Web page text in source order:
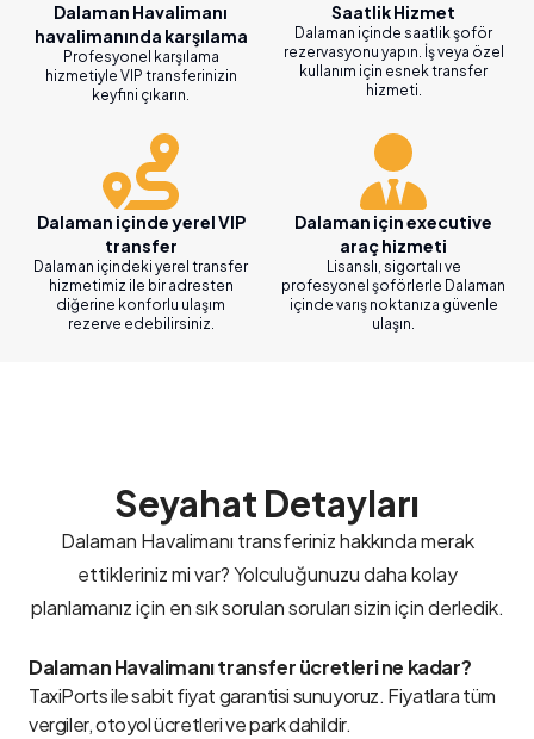
Dalaman Havalimanı
havalimanında karşılama
Profesyonel karşılama
hizmetiyle VIP transferinizin
keyfini çıkarın.
Saatlik Hizmet
Dalaman içinde saatlik şoför
rezervasyonu yapın. İş veya özel
kullanım için esnek transfer
hizmeti.
Dalaman içinde yerel VIP
transfer
Dalaman içindeki yerel transfer
hizmetimiz ile bir adresten
diğerine konforlu ulaşım
rezerve edebilirsiniz.
Dalaman için executive
araç hizmeti
Lisanslı, sigortalı ve
profesyonel şoförlerle Dalaman
içinde varış noktanıza güvenle
ulaşın.
Seyahat Detayları
Dalaman Havalimanı transferiniz hakkında merak
ettikleriniz mi var? Yolculuğunuzu daha kolay
planlamanız için en sık sorulan soruları sizin için derledik.
Dalaman Havalimanı transfer ücretleri ne kadar?
TaxiPorts ile sabit fiyat garantisi sunuyoruz. Fiyatlara tüm
vergiler, otoyol ücretleri ve park dahildir.